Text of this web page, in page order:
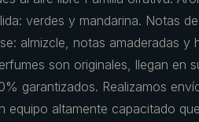
verdes y mandarina. Notas
almizcle, notas amaderadas y
son originales, llegan en
garantizados. Realizamos
equipo altamente capacitado